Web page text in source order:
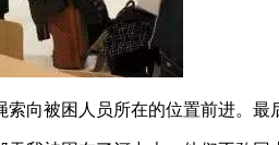
向被困人员所在的位置前进。最